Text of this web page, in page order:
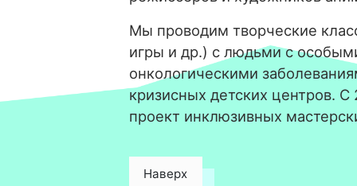
Мы проводим творческие
игры и др.) с людьми с
онкологическими
кризисных детских центров.
проект инклюзивных
Наверх